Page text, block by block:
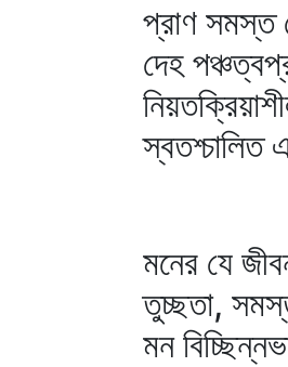
প্রাণ সমস্ত
দেহ
স্বতশ্চালিত
মনের যে
তুচ্ছতা,
মন